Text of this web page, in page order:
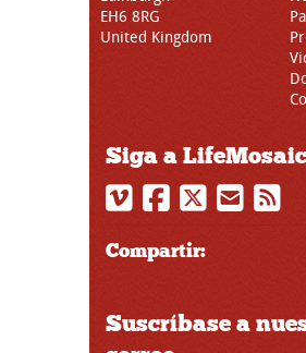
EH6 8RG
United Kingdom
Siga a
Compartir:
Suscríbase a